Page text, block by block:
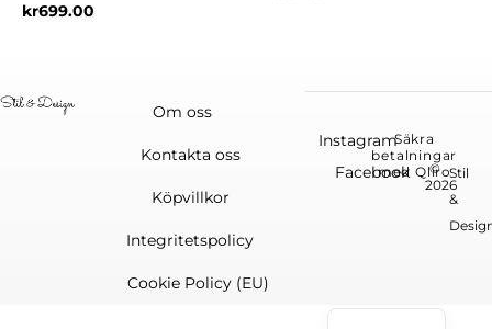
kr699.00
Om oss
Kontakta oss
Köpvillkor
Integritetspolicy
Cookie Policy (EU)
©
2026
Stil
&
Instagram
Facebook
Säkra
betalningar
med Qliro